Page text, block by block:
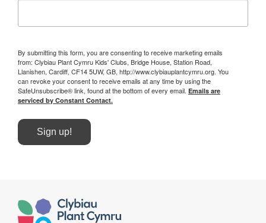
By submitting this form, you are consenting to receive marketing emails
from: Clybiau Plant Cymru Kids' Clubs, Bridge House, Station Road,
Llanishen, Cardiff, CF14 5UW, GB, http://www.clybiauplantcymru.org. You
can revoke your consent to receive emails at any time by using the
SafeUnsubscribe® link, found at the bottom of every email. Emails are
serviced by Constant Contact.
Sign up!